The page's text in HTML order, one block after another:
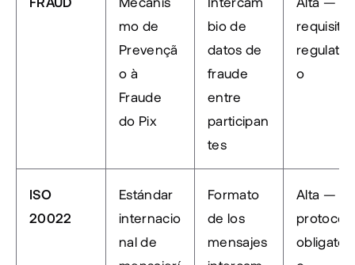
mo de
Prevençã
o à
Fraude
do Pix
bio de
datos de
fraude
entre
participan
tes
requisito
regulatori
o
ISO
20022
Estándar
internacio
nal de
Formato
de los
mensajes
Alta —
obligatori